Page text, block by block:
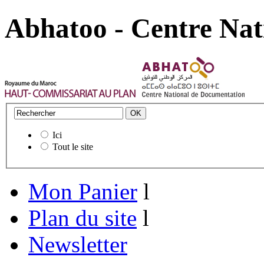
Abhatoo - Centre
Ici
Tout le site
Mon Panier l
Plan du site l
Newsletter